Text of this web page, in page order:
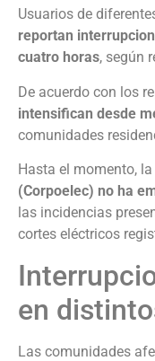
Usuarios de
reportan
cuatro horas, según
De acuerdo con los
intensifican desde
comunidades
Hasta el momento, la
(Corpoelec) no ha
las incidencias
cortes eléctricos
en
Las comunidades